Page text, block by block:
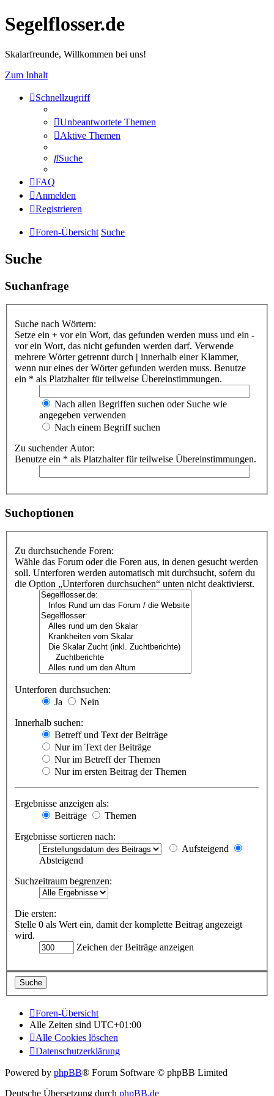
Segelflosser.de
Skalarfreunde, Willkommen bei uns!
Zum Inhalt
Schnellzugriff
Unbeantwortete Themen
Aktive Themen
Suche
FAQ
Anmelden
Registrieren
Foren-Übersicht Suche
Suche
Suchanfrage
Suche nach Wörtern:
Setze ein + vor ein Wort, das gefunden werden muss und ein -
vor ein Wort, das nicht gefunden werden darf. Verwende
mehrere Wörter getrennt durch | innerhalb einer Klammer,
wenn nur eines der Wörter gefunden werden muss. Benutze
ein * als Platzhalter für teilweise Übereinstimmungen.
Nach allen Begriffen suchen oder Suche wie
angegeben verwenden
Nach einem Begriff suchen
Zu suchender Autor:
Benutze ein * als Platzhalter für teilweise Übereinstimmungen.
Suchoptionen
Zu durchsuchende Foren:
Wähle das Forum oder die Foren aus, in denen gesucht werden
soll. Unterforen werden automatisch mit durchsucht, sofern du
die Option „Unterforen durchsuchen“ unten nicht deaktivierst.
Unterforen durchsuchen:
Ja
Nein
Innerhalb suchen:
Betreff und Text der Beiträge
Nur im Text der Beiträge
Nur im Betreff der Themen
Nur im ersten Beitrag der Themen
Ergebnisse anzeigen als:
Beiträge
Themen
Ergebnisse sortieren nach:
Aufsteigend
Absteigend
Suchzeitraum begrenzen:
Die ersten:
Stelle 0 als Wert ein, damit der komplette Beitrag angezeigt
wird.
Zeichen der Beiträge anzeigen
Foren-Übersicht
Alle Zeiten sind UTC+01:00
Alle Cookies löschen
Datenschutzerklärung
Powered by phpBB® Forum Software © phpBB Limited
Deutsche Übersetzung durch phpBB.de